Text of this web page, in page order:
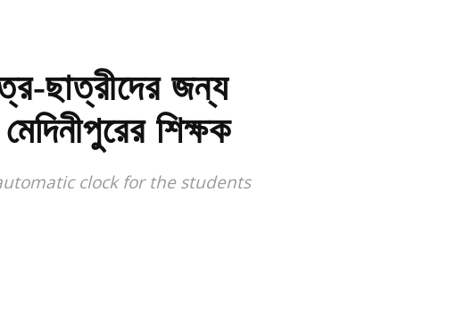
ছাত্রীদের জন্য
শিক্ষক
clock for the students